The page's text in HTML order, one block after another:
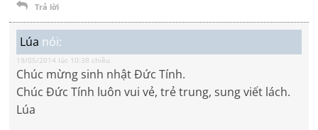
Trả lời
Lúa nói:
19/05/2014 lúc 10:38 chiều
Chúc mừng sinh nhật Đức Tính.
Chúc Đức Tính luôn vui vẻ, trẻ trung, sung viết lách.
Lúa